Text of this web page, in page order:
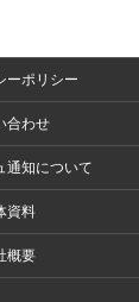
ーポリシー
合わせ
通知について
資料
概要